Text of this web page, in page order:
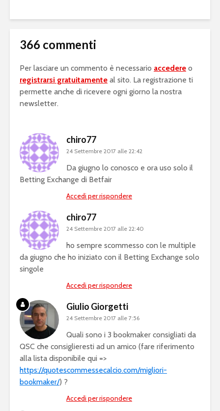
366 commenti
Per lasciare un commento è necessario accedere o
registrarsi gratuitamente al sito. La registrazione ti
permette anche di ricevere ogni giorno la nostra
newsletter.
chiro77
24 Settembre 2017 alle 22:42
Da giugno lo conosco e ora uso solo il
Betting Exchange di Betfair
Accedi per rispondere
chiro77
24 Settembre 2017 alle 22:40
ho sempre scommesso con le multiple
da giugno che ho iniziato con il Betting Exchange solo
singole
Accedi per rispondere
Giulio Giorgetti
24 Settembre 2017 alle 7:56
Quali sono i 3 bookmaker consigliati da
QSC che consiglieresti ad un amico (fare riferimento
alla lista disponibile qui =>
https://quotescommessecalcio.com/migliori-
bookmaker/) ?
Accedi per rispondere